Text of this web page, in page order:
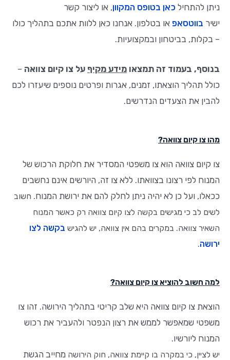
ניתן להתחיל כאן בטופס המקוון, או ליצור קשר
ישיר בווטסאפ או בטלפון. אנחנו כאן ללוות אתכם בתהליך כולו
– בקלות, בביטחון ובמקצועיות.
בנוסף, בעמוד זה תמצאו מידע מקיף על צו קיום צוואה –
כולל תהליך הוצאתו, זמנים, אגרות ופרטים נוספים שיעזרו לכם
להבין את הצעדים הנדרשים.
מהו צו קיום צוואה?
צו קיום צוואה הוא צו משפטי המסדיר את חלוקת הרכוש של
המנוח לפי רצונו בצוואתו. ללא צו זה, היורשים אינם נחשבים
ככאלו, ועל כן לא יהיה ניתן לחלק להם את ירושת המנוח. חשוב
לשים לב כי מגישים בקשה לצו קיום צוואה רק כאשר המנוח
השאיר צוואה. במקרים בהם אין צוואה, יש להגיש בקשה לצו
ירושה.
למה חשוב להוציא צו קיום צוואה?
הוצאת צו קיום צוואה היא שלב קריטי בתהליך הירושה. זהו צו
משפטי שמאפשר לממש את רצון הנפטר ולהעביר את רכוש
המנוח ליורשיו.
יש לציין, כי במקרה בו קיימת צוואה, חוק הירושה מחייב הגשת